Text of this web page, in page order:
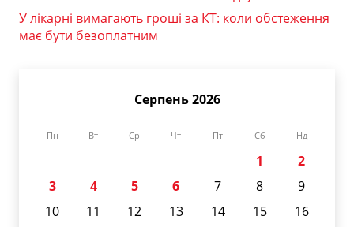
У лікарні вимагають гроші за КТ: коли обстеження
має бути безоплатним
Серпень 2026
Пн Вт Ср Чт Пт Сб Нд
1
2
3
4 5 6 7 8
9
10
11 12 13 14 15
16